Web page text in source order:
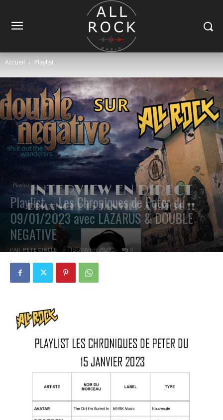
Accueil Playlist
Playlist
Playlist – Les Chroniques de Peter du
09/01/2023 avec LAZARUS & DOUBLE
NEGATIVE
PAR PETE CIRCLE 15 JANVIER 2023 0